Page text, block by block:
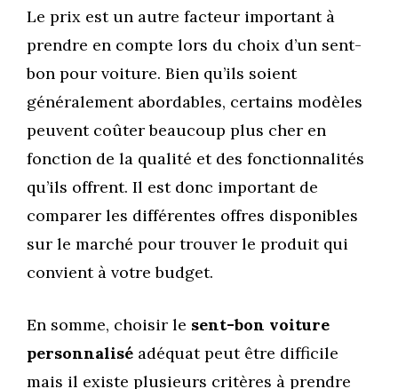
Le prix est un autre facteur important à
prendre en compte lors du choix d’un sent-
bon pour voiture. Bien qu’ils soient
généralement abordables, certains modèles
peuvent coûter beaucoup plus cher en
fonction de la qualité et des fonctionnalités
qu’ils offrent. Il est donc important de
comparer les différentes offres disponibles
sur le marché pour trouver le produit qui
convient à votre budget.
En somme, choisir le sent-bon voiture
personnalisé adéquat peut être difficile
mais il existe plusieurs critères à prendre